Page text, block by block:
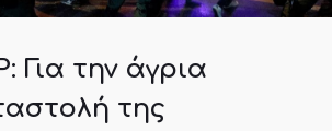
Για την άγρια
της